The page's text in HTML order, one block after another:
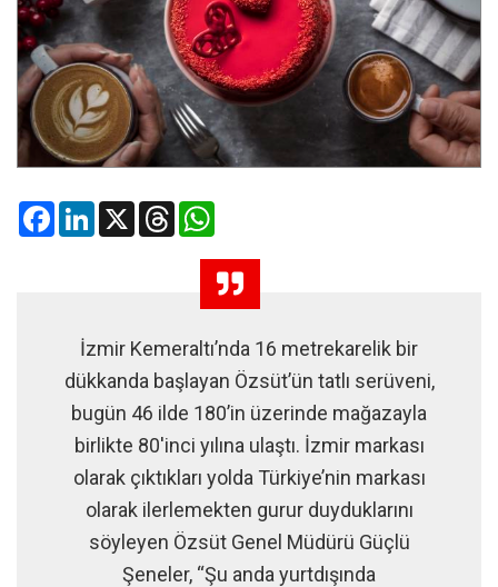
FacebookLinkedIn
X Threads
İzmir Kemeraltı’nda 16 metrekarelik bir
dükkanda başlayan Özsüt’ün tatlı serüveni,
bugün 46 ilde 180’in üzerinde mağazayla
birlikte 80'inci yılına ulaştı. İzmir markası
olarak çıktıkları yolda Türkiye’nin markası
olarak ilerlemekten gurur duyduklarını
söyleyen Özsüt Genel Müdürü Güçlü
Şeneler, “Şu anda yurtdışında